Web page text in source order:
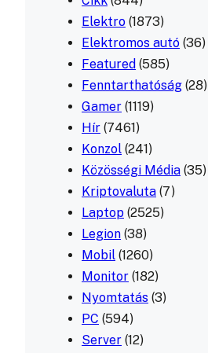
Elektro (1873)
Elektromos autó (36)
Featured (585)
Fenntarthatóság (28)
Gamer (1119)
Hír (7461)
Konzol (241)
Közösségi Média (35)
Kriptovaluta (7)
Laptop (2525)
Legion (38)
Mobil (1260)
Monitor (182)
Nyomtatás (3)
PC (594)
Server (12)